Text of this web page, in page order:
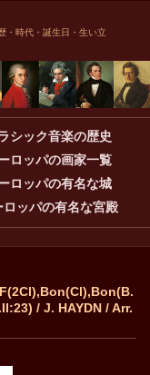
・時代・誕生日・生い立
シック音楽の歴史
ロッパの画家一覧
ロッパの有名な城
ロッパの有名な宮殿
/ J. HAYDN / Arr.